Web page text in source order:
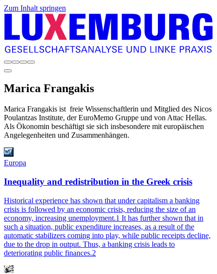
Zum Inhalt springen
Marica Frangakis
Marica Frangakis ist freie Wissenschaftlerin und Mitglied des Nicos
Poulantzas Institute, der EuroMemo Gruppe und von Attac Hellas.
Als Ökonomin beschäftigt sie sich insbesondere mit europäischen
Angelegenheiten und Zusammenhängen.
Europa
Inequality and redistribution in the Greek crisis
Historical experience has shown that under capitalism a banking
crisis is followed by an economic crisis, reducing the size of an
economy, increasing unemployment.1 It has further shown that in
such a situation, public expenditure increases, as a result of the
automatic stabilizers coming into play, while public receipts decline,
due to the drop in output. Thus, a banking crisis leads to
deteriorating public finances.2